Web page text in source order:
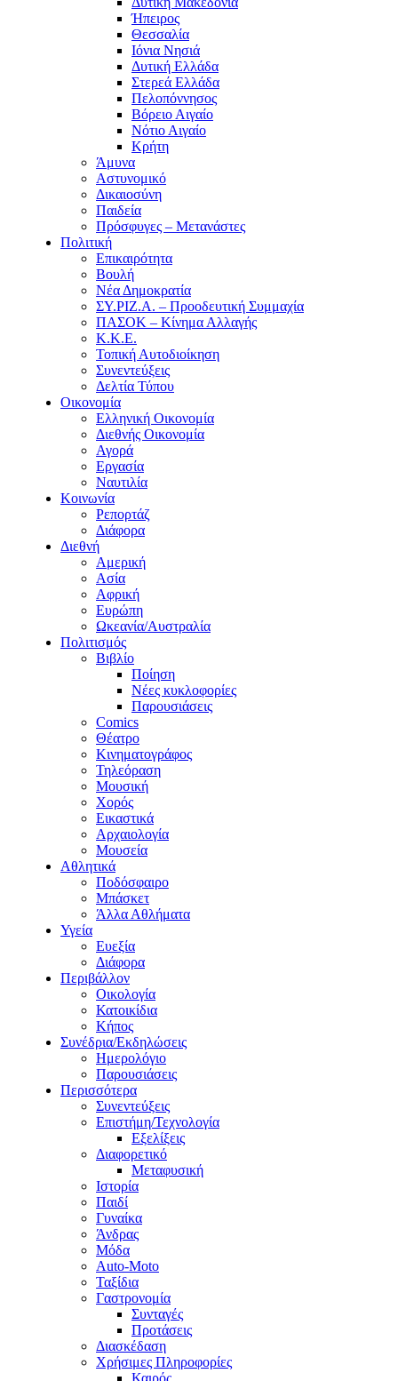
Ήπειρος
Θεσσαλία
Ιόνια Νησιά
Δυτική Ελλάδα
Στερεά Ελλάδα
Πελοπόννησος
Βόρειο Αιγαίο
Νότιο Αιγαίο
Κρήτη
Άμυνα
Αστυνομικό
Δικαιοσύνη
Παιδεία
Πρόσφυγες – Μετανάστες
Πολιτική
Επικαιρότητα
Βουλή
Νέα Δημοκρατία
ΣΥ.ΡΙΖ.Α. – Προοδευτική Συμμαχία
ΠΑΣΟΚ – Κίνημα Αλλαγής
Κ.Κ.Ε.
Τοπική Αυτοδιοίκηση
Συνεντεύξεις
Δελτία Τύπου
Οικονομία
Ελληνική Οικονομία
Διεθνής Οικονομία
Αγορά
Εργασία
Ναυτιλία
Κοινωνία
Ρεπορτάζ
Διάφορα
Διεθνή
Αμερική
Ασία
Αφρική
Ευρώπη
Ωκεανία/Αυστραλία
Πολιτισμός
Βιβλίο
Ποίηση
Νέες κυκλοφορίες
Παρουσιάσεις
Comics
Θέατρο
Κινηματογράφος
Τηλεόραση
Μουσική
Χορός
Εικαστικά
Αρχαιολογία
Μουσεία
Αθλητικά
Ποδόσφαιρο
Μπάσκετ
Άλλα Αθλήματα
Υγεία
Ευεξία
Διάφορα
Περιβάλλον
Οικολογία
Κατοικίδια
Κήπος
Συνέδρια/Εκδηλώσεις
Ημερολόγιο
Παρουσιάσεις
Περισσότερα
Συνεντεύξεις
Επιστήμη/Τεχνολογία
Εξελίξεις
Διαφορετικό
Μεταφυσική
Ιστορία
Παιδί
Γυναίκα
Άνδρας
Μόδα
Auto-Moto
Ταξίδια
Γαστρονομία
Συνταγές
Προτάσεις
Διασκέδαση
Χρήσιμες Πληροφορίες
Καιρός